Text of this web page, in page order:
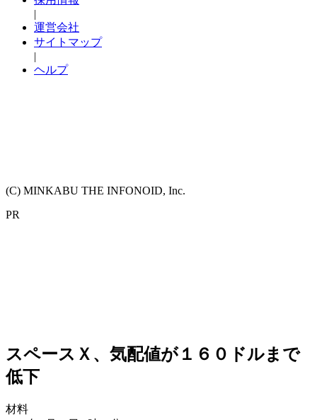
|
運営会社
サイトマップ
|
ヘルプ
(C) MINKABU THE INFONOID, Inc.
PR
スペースＸ、気配値が１６０ドルまで
低下
材料